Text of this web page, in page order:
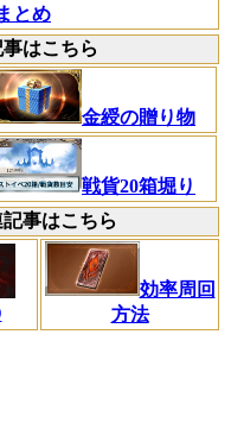
とめ
はこちら
金綬の贈り物
戦貨20箱堀り
事はこちら
効率周回
方法